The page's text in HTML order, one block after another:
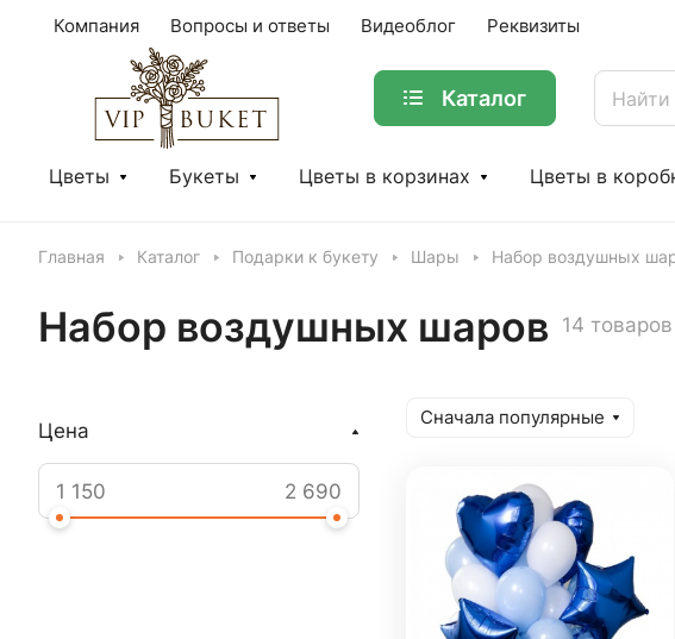
Компания Вопросы и ответы Видеоблог Реквизиты
Каталог
Цветы Букеты Цветы в корзинах Цветы в
Главная Каталог Подарки к букету Шары Набор воздушных
Набор воздушных шаров 14 товаров
Сначала популярные
Цена